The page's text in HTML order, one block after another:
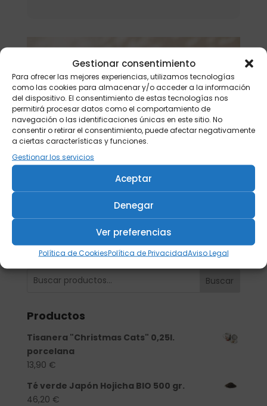
Gestionar consentimiento
Para ofrecer las mejores experiencias, utilizamos tecnologías
como las cookies para almacenar y/o acceder a la información
del dispositivo. El consentimiento de estas tecnologías nos
permitirá procesar datos como el comportamiento de
navegación o las identificaciones únicas en este sitio. No
consentir o retirar el consentimiento, puede afectar negativamente
a ciertas características y funciones.
Gestionar los servicios
Aceptar
Denegar
Ver preferencias
Política de CookiesPolítica de PrivacidadAviso Legal
Buscar
Productos
Tisanera "Christmas Cats" 0,25l.
porcelana
13,90 €
Té verde Japón Hojicha BIO 500 gr.
46,20 €